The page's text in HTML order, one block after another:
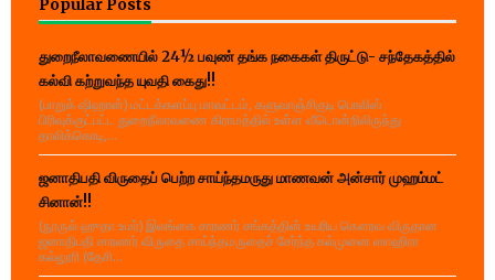
Popular Posts
துறைநீலாவணையில் 24½ பவுண் தங்க நகைகள் திருட்டு- சந்தேகத்தில்
கல்வி கற்றுவந்த யுவதி கைது!!
(பாறுக் ஷிஹான்) மட்டக்களப்பு மாவட்டம், களுவாஞ்சிகுடி பொலிஸ்
பிரிவுக்குட்பட்ட துறைநீலாவணை கிராமத்தில் உள்ள வீடொன்றிலிருந்து
தாலிக்கொடி,...
ஜனாதிபதி விருதைப் பெற்ற சாய்ந்தமருது மாணவன் அன்சார் முஹம்மட்
சினான்!!
(நூருல் ஹுதா உமர்) இலங்கை சாரணர் சங்கத்தின் உயரிய கௌரவ விருதான
ஜனாதிபதி சாரணர் விருதை சாய்ந்தமருதைச் சேர்ந்த கல்முனை ஸாஹிரா
கல்லூரி (தேசி...